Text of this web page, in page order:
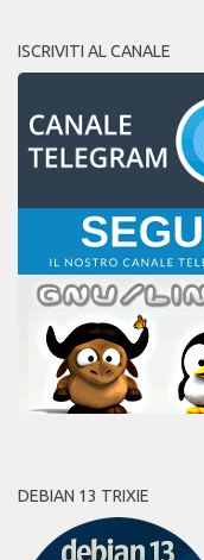
ISCRIVITI AL CANALE
DEBIAN 13 TRIXIE